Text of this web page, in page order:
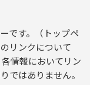
です。（トップペ
リンクについて
情報においてリン
ではありません。